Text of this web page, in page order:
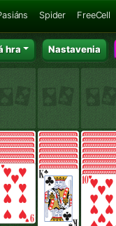
Spider FreeCell
hra Nastavenia